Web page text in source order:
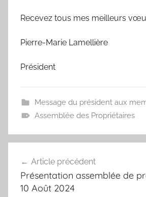
Recevez tous mes meilleurs
Pierre-Marie Lamellière
Président
Message du président aux
Assemblée des Propriétaires
de
l’article
Article précédent
Présentation assemblée de
10 Août 2024